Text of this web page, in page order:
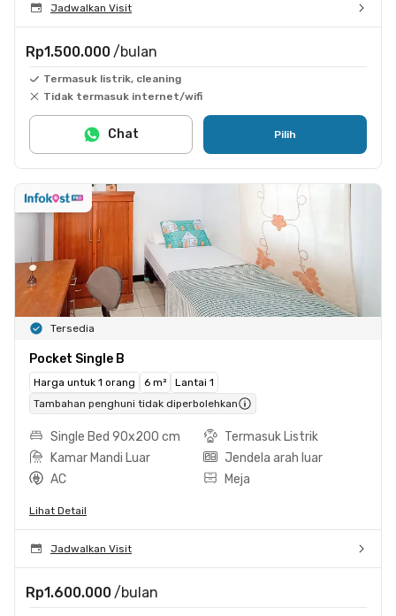
Jadwalkan Visit
Rp1.500.000 /bulan
Termasuk listrik, cleaning
Tidak termasuk internet/wifi
Pilih
Chat
Tersedia
Pocket Single B
Harga untuk 1 orang 6 m²
Lantai 1
Tambahan penghuni tidak diperbolehkan
Single Bed 90x200 cm
Termasuk Listrik
Kamar Mandi Luar
Jendela arah luar
AC
Meja
Lihat Detail
Jadwalkan Visit
Rp1.600.000 /bulan